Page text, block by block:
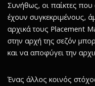
Συνήθως, οι παίκτες
έχουν συγκεκριμένους,
αρχικά τους Placement
στην αρχή της σεζόν
και να αποφύγει την
Ένας άλλος κοινός